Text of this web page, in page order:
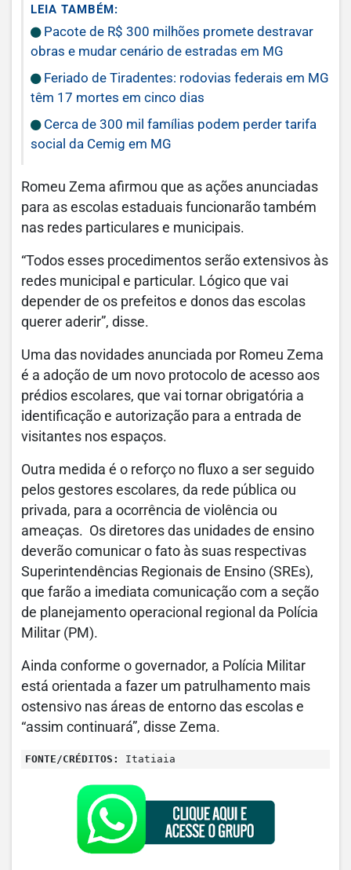
LEIA TAMBÉM:
Pacote de R$ 300 milhões promete destravar
obras e mudar cenário de estradas em MG
Feriado de Tiradentes: rodovias federais em MG
têm 17 mortes em cinco dias
Cerca de 300 mil famílias podem perder tarifa
social da Cemig em MG
Romeu Zema afirmou que as ações anunciadas
para as escolas estaduais funcionarão também
nas redes particulares e municipais.
“Todos esses procedimentos serão extensivos às
redes municipal e particular. Lógico que vai
depender de os prefeitos e donos das escolas
querer aderir”, disse.
Uma das novidades anunciada por Romeu Zema
é a adoção de um novo protocolo de acesso aos
prédios escolares, que vai tornar obrigatória a
identificação e autorização para a entrada de
visitantes nos espaços.
Outra medida é o reforço no fluxo a ser seguido
pelos gestores escolares, da rede pública ou
privada, para a ocorrência de violência ou
ameaças. Os diretores das unidades de ensino
deverão comunicar o fato às suas respectivas
Superintendências Regionais de Ensino (SREs),
que farão a imediata comunicação com a seção
de planejamento operacional regional da Polícia
Militar (PM).
Ainda conforme o governador, a Polícia Militar
está orientada a fazer um patrulhamento mais
ostensivo nas áreas de entorno das escolas e
“assim continuará”, disse Zema.
FONTE/CRÉDITOS: Itatiaia